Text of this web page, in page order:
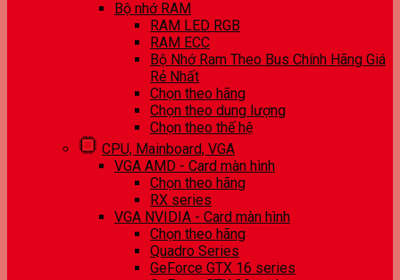
Bộ nhớ RAM
RAM LED RGB
RAM ECC
Bộ Nhớ Ram Theo Bus Chính Hãng Giá
Rẻ Nhất
Chọn theo hãng
Chọn theo dung lượng
Chọn theo thế hệ
CPU, Mainboard, VGA
VGA AMD - Card màn hình
Chọn theo hãng
RX series
VGA NVIDIA - Card màn hình
Chọn theo hãng
Quadro Series
GeForce GTX 16 series